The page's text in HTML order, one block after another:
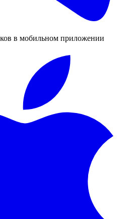
в мобильном приложении